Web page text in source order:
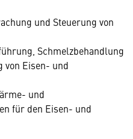
und Steuerung von
Schmelzbehandlung
von Eisen- und
und
für den Eisen- und